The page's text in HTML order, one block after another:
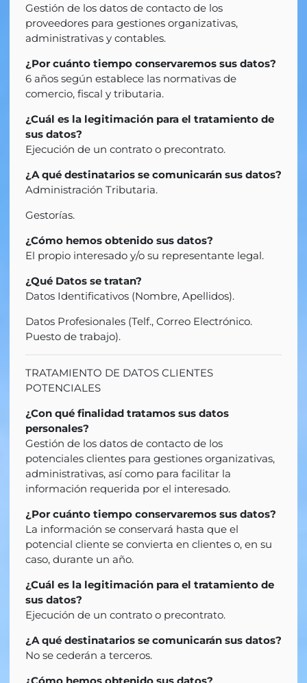
Gestión de los datos de contacto de los
proveedores para gestiones organizativas,
administrativas y contables.
¿Por cuánto tiempo conservaremos sus datos?
6 años según establece las normativas de
comercio, fiscal y tributaria.
¿Cuál es la legitimación para el tratamiento de
sus datos?
Ejecución de un contrato o precontrato.
¿A qué destinatarios se comunicarán sus datos?
Administración Tributaria.
Gestorías.
¿Cómo hemos obtenido sus datos?
El propio interesado y/o su representante legal.
¿Qué Datos se tratan?
Datos Identificativos (Nombre, Apellidos).
Datos Profesionales (Telf., Correo Electrónico.
Puesto de trabajo).
TRATAMIENTO DE DATOS CLIENTES
POTENCIALES
¿Con qué finalidad tratamos sus datos
personales?
Gestión de los datos de contacto de los
potenciales clientes para gestiones organizativas,
administrativas, así como para facilitar la
información requerida por el interesado.
¿Por cuánto tiempo conservaremos sus datos?
La información se conservará hasta que el
potencial cliente se convierta en clientes o, en su
caso, durante un año.
¿Cuál es la legitimación para el tratamiento de
sus datos?
Ejecución de un contrato o precontrato.
¿A qué destinatarios se comunicarán sus datos?
No se cederán a terceros.